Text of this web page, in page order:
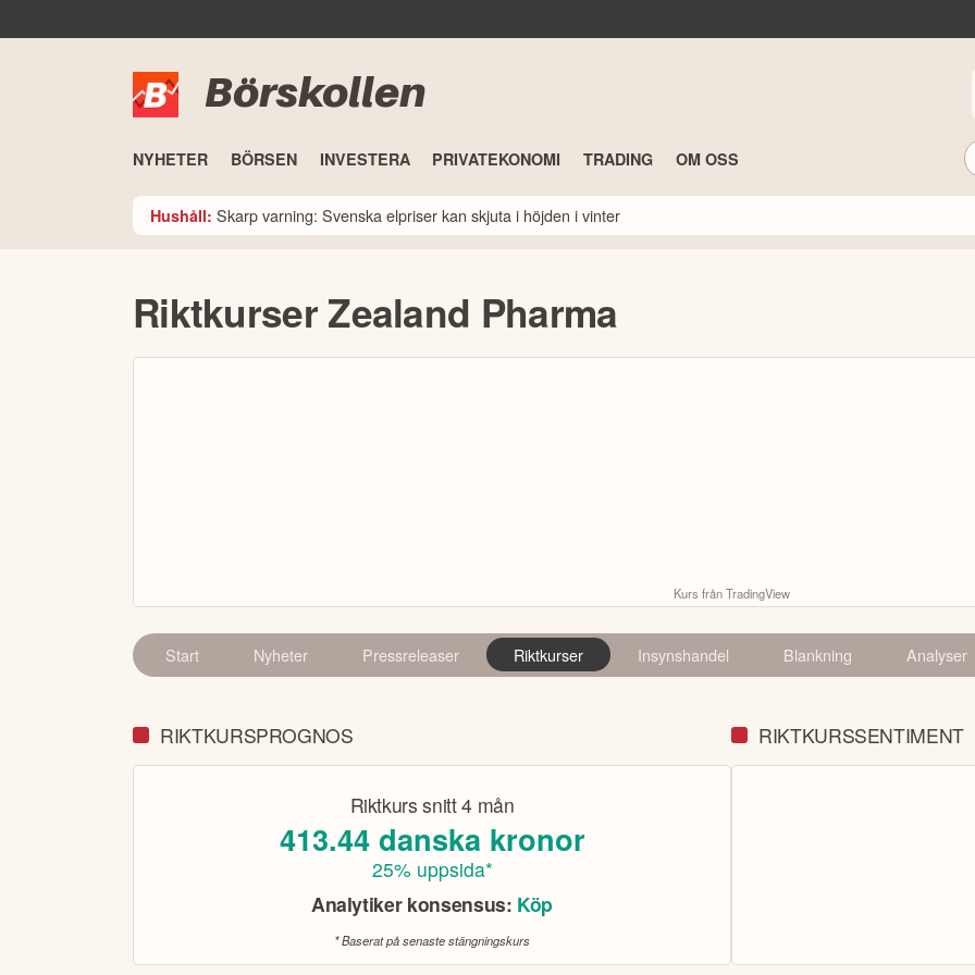
Börskollen
NYHETER BÖRSEN INVESTERA PRIVATEKONOMI TRADING OM OSS
Hushåll: Skarp varning: Svenska elpriser kan skjuta i höjden i vinter
Riktkurser Zealand Pharma
Kurs från TradingView
Start Nyheter Pressreleaser Riktkurser Insynshandel Blankning Analyser
RIKTKURSPROGNOS
Riktkurs snitt4 mån
413.44 danska kronor
25% uppsida*
Analytiker konsensus: Köp
* Baserat på senaste stängningskurs
RIKTKURSSENTIMENT